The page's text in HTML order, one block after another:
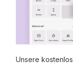
Unsere